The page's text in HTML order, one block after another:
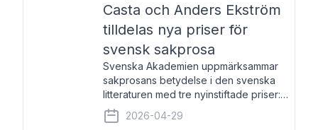
Casta och Anders Ekström
tilldelas nya priser för
svensk sakprosa
Svenska Akademien uppmärksammar
sakprosans betydelse i den svenska
litteraturen med tre nyinstiftade priser:
Svenska Akademiens pris till
framstående författare av svensk
2026-04-29